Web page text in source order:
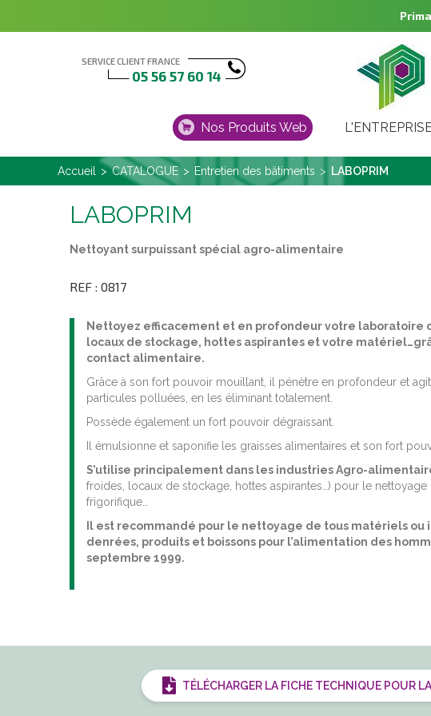
SERVICE CLIENT FRANCE
05 56 57 60 14
Nos Produits Web
Accueil CATALOGUE Entretien des bâtiments LABOPRIM
LABOPRIM
Nettoyant surpuissant spécial agro-alimentaire
REF : 0817
Nettoyez efficacement et en profondeur votre
locaux de stockage, hottes aspirantes et votre
contact alimentaire.
Grâce à son fort pouvoir mouillant, il pénètre en profondeur et
particules polluées, en les éliminant totalement.
Possède également un fort pouvoir dégraissant.
Il émulsionne et saponifie les graisses alimentaires et son fort
S’utilise principalement dans les industries Agro-
froides, locaux de stockage, hottes aspirantes…) pour le
frigorifique…
Il est recommandé pour le nettoyage de tous matériels
denrées, produits et boissons pour l’alimentation des
septembre 1999.
TÉLÉCHARGER LA FICHE TECHNIQUE POUR